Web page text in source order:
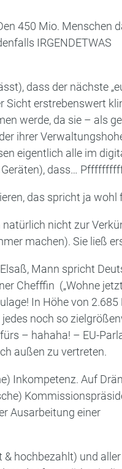
450 Mio. Menschen
IRGENDETWAS
dass der nächste
Sicht erstrebenswert
werde, da sie – als
ihrer
eigentlich alle im
Geräten), dass…
das spricht ja wohl
natürlich nicht zur
machen). Sie ließ
Mann spricht
Chefffin („Wohne
In Höhe von 2.685
noch so
– hahaha! – EU-
außen zu vertreten.
Inkompetenz. Auf
Ausarbeitung einer
hochbezahlt) und aller